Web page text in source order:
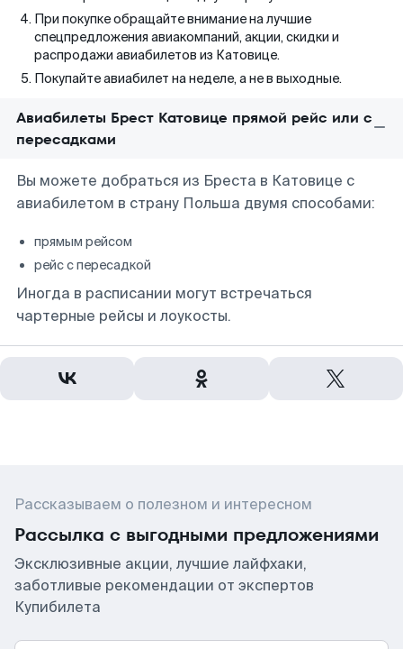
При покупке обращайте внимание на лучшие
спецпредложения авиакомпаний, акции, скидки и
распродажи авиабилетов из Катовице.
Покупайте авиабилет на неделе, а не в выходные.
Авиабилеты Брест Катовице прямой рейс или с
пересадками
Вы можете добраться из Бреста в Катовице с
авиабилетом в страну Польша двумя способами:
прямым рейсом
рейс с пересадкой
Иногда в расписании могут встречаться
чартерные рейсы и лоукосты.
Рассказываем о полезном и интересном
Рассылка с выгодными предложениями
Эксклюзивные акции, лучшие лайфхаки,
заботливые рекомендации от экспертов
Купибилета